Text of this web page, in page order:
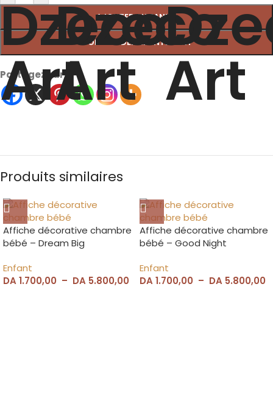
AJOUTER AU PANIER
COMMANDER MAINTENANT
Partagez sur
Produits similaires
Affiche décorative chambre
bébé – Dream Big
Enfant
DA1.700,00 – DA 5.800,00
Affiche décorative chambre
bébé – Good Night
Enfant
DA1.700,00 – DA 5.800,00